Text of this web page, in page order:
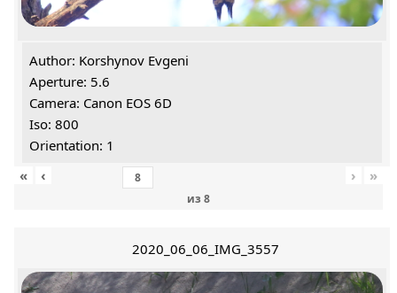
Author: Korshynov Evgeni
Aperture: 5.6
Camera: Canon EOS 6D
Iso: 800
Orientation: 1
«
‹
из 8
› »
2020_06_06_IMG_3557